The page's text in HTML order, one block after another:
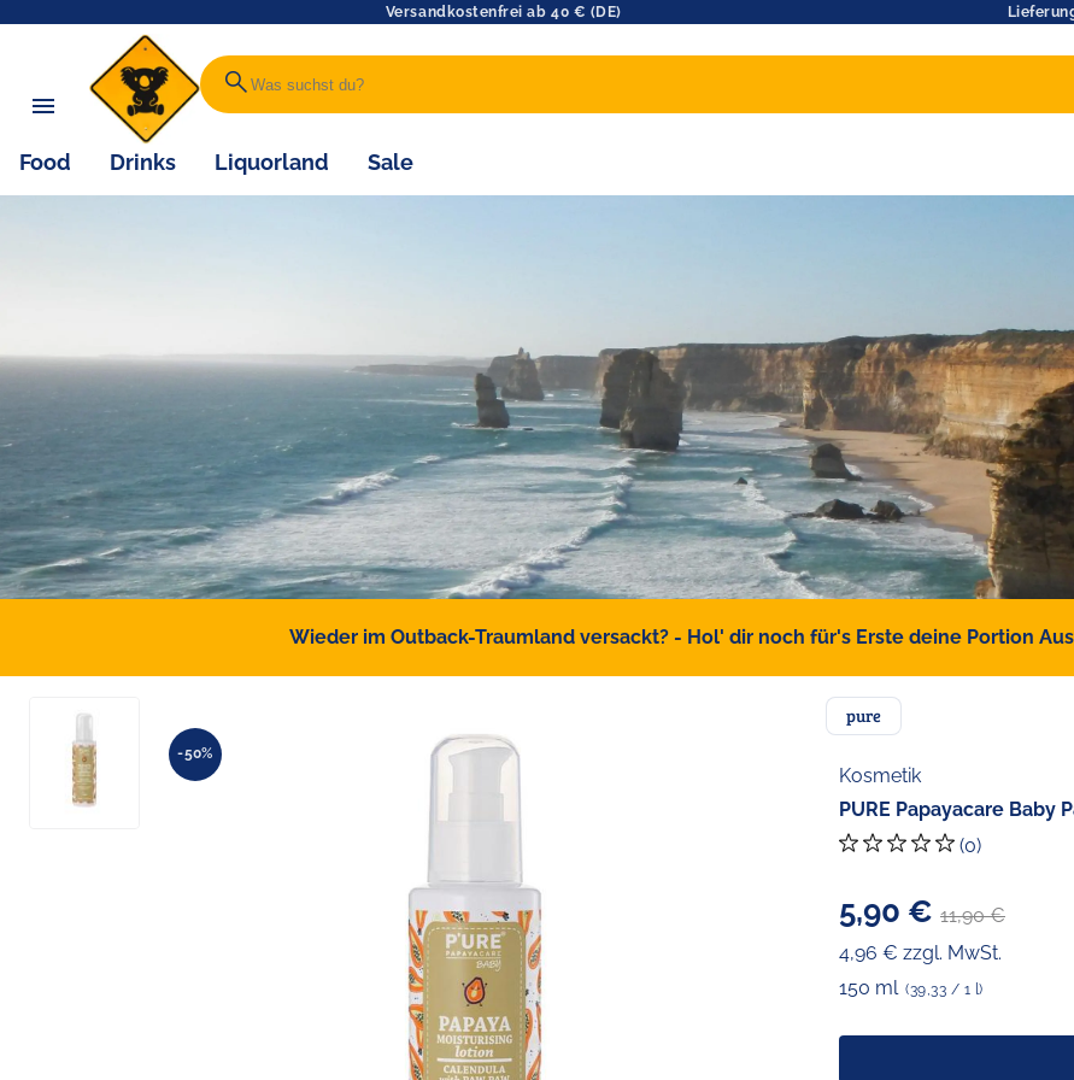
Versandkostenfrei ab 40 € (DE)
search
Food Drinks Liquorland Sale
Wieder im Outback-Traumland versackt? - Hol' dir noch für's Erste deine Portion
-50%
pure
Kosmetik
PURE Papayacare Baby
(0)
5,90 € 11,90 €
4,96 € zzgl. MwSt.
150 ml (39,33 / 1 l)